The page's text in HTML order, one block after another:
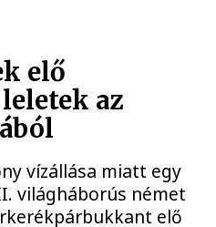
elő
az
vízállása miatt egy
világháborús német
elő